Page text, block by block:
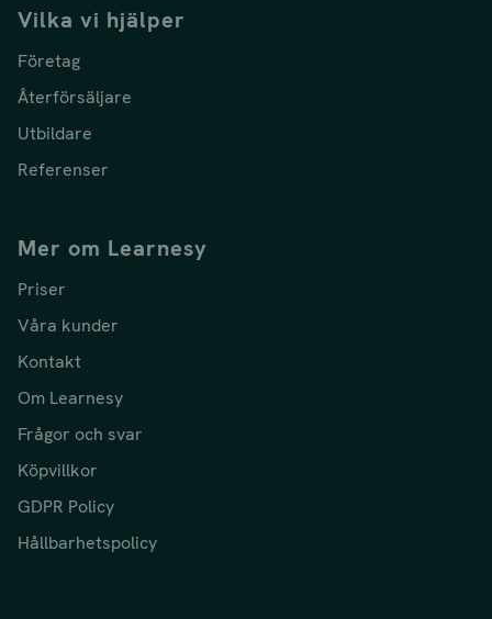
Vilka vi hjälper
Företag
Återförsäljare
Utbildare
Referenser
Mer om Learnesy
Priser
Våra kunder
Kontakt
Om Learnesy
Frågor och svar
Köpvillkor
GDPR Policy
Hållbarhetspolicy